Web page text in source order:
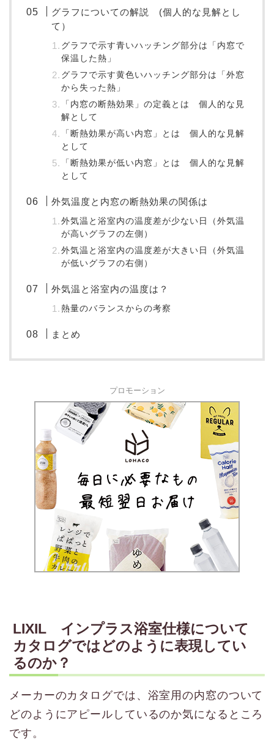
グラフについての解説 (個人的な見解とし
て）
グラフで示す青いハッチング部分は「内窓で
保温した熱」
グラフで示す黄色いハッチング部分は「外窓
から失った熱」
「内窓の断熱効果」の定義とは 個人的な見
解として
「断熱効果が高い内窓」とは 個人的な見解
として
「断熱効果が低い内窓」とは 個人的な見解
として
外気温度と内窓の断熱効果の関係は
外気温と浴室内の温度差が少ない日（外気温
が高いグラフの左側）
外気温と浴室内の温度差が大きい日（外気温
が低いグラフの右側）
外気温と浴室内の温度は？
熱量のバランスからの考察
まとめ
プロモーション
LIXIL インプラス浴室仕様について
カタログではどのように表現してい
るのか？
メーカーのカタログでは、浴室用の内窓のついて
どのようにアピールしているのか気になるところ
です。